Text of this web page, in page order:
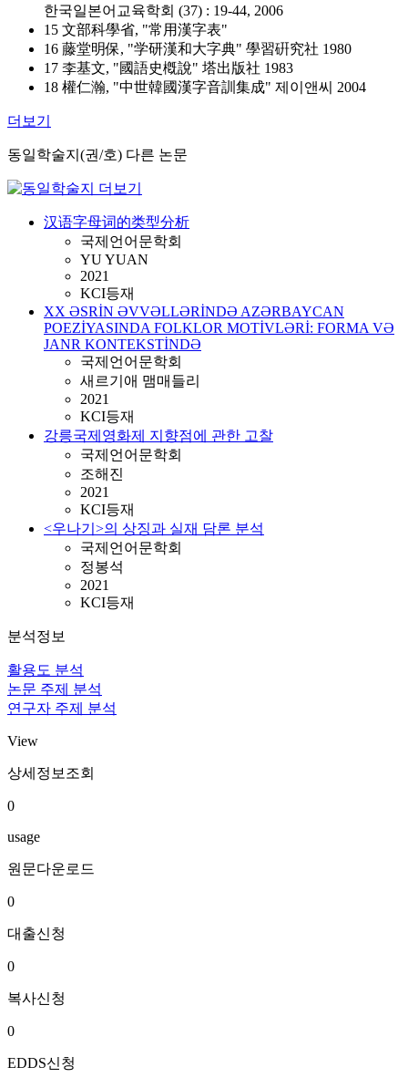
한국일본어교육학회 (37) : 19-44, 2006
15 文部科學省, "常用漢字表"
16 藤堂明保, "学研漢和大字典" 學習硏究社 1980
17 李基文, "國語史槪說" 塔出版社 1983
18 權仁瀚, "中世韓國漢字音訓集成" 제이앤씨 2004
더보기
동일학술지(권/호) 다른 논문
汉语字母词的类型分析
국제언어문학회
YU YUAN
2021
KCI등재
XX ƏSRİN ƏVVƏLLƏRİNDƏ AZƏRBAYCAN
POEZİYASINDA FOLKLOR MOTİVLƏRİ: FORMA VƏ
JANR KONTEKSTİNDƏ
국제언어문학회
새르기애 맴매들리
2021
KCI등재
강릉국제영화제 지향점에 관한 고찰
국제언어문학회
조해진
2021
KCI등재
<우나기>의 상징과 실재 담론 분석
국제언어문학회
정봉석
2021
KCI등재
분석정보
활용도 분석
논문 주제 분석
연구자 주제 분석
View
상세정보조회
0
usage
원문다운로드
0
대출신청
0
복사신청
0
EDDS신청